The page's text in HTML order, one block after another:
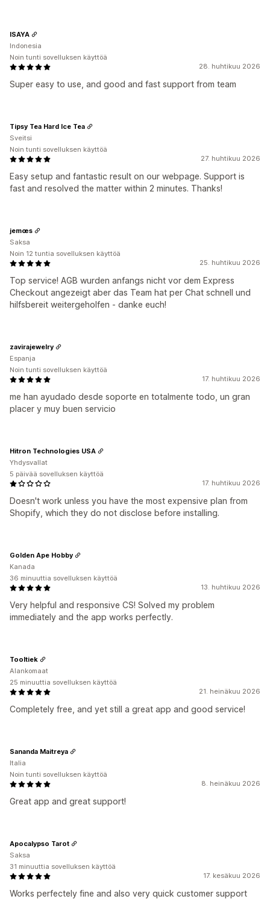
28. huhtikuu 2026
Super easy to use, and good and fast support from team
ISAYA
Indonesia
Noin tunti sovelluksen käyttöä
27. huhtikuu 2026
Easy setup and fantastic result on our webpage. Support is
fast and resolved the matter within 2 minutes. Thanks!
Tipsy Tea Hard Ice Tea
Sveitsi
Noin tunti sovelluksen käyttöä
25. huhtikuu 2026
Top service! AGB wurden anfangs nicht vor dem Express
Checkout angezeigt aber das Team hat per Chat schnell und
hilfsbereit weitergeholfen - danke euch!
jemœs
Saksa
Noin 12 tuntia sovelluksen käyttöä
17. huhtikuu 2026
me han ayudado desde soporte en totalmente todo, un gran
placer y muy buen servicio
zavirajewelry
Espanja
Noin tunti sovelluksen käyttöä
17. huhtikuu 2026
Doesn't work unless you have the most expensive plan from
Shopify, which they do not disclose before installing.
Hitron Technologies USA
Yhdysvallat
5 päivää sovelluksen käyttöä
13. huhtikuu 2026
Very helpful and responsive CS! Solved my problem
immediately and the app works perfectly.
Golden Ape Hobby
Kanada
36 minuuttia sovelluksen käyttöä
21. heinäkuu 2026
Completely free, and yet still a great app and good service!
Tooltiek
Alankomaat
25 minuuttia sovelluksen käyttöä
8. heinäkuu 2026
Great app and great support!
Sananda Maitreya
Italia
Noin tunti sovelluksen käyttöä
17. kesäkuu 2026
Works perfectely fine and also very quick customer support
Apocalypso Tarot
Saksa
31 minuuttia sovelluksen käyttöä